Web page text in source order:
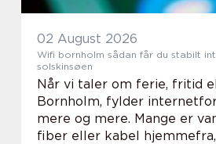
02 August 2026
Wifi bornholm sådan får du stabilt internet på
solskinsøen
Når vi taler om ferie, fritid
Bornholm, fylder
mere og mere. Mange er
fiber eller kabel